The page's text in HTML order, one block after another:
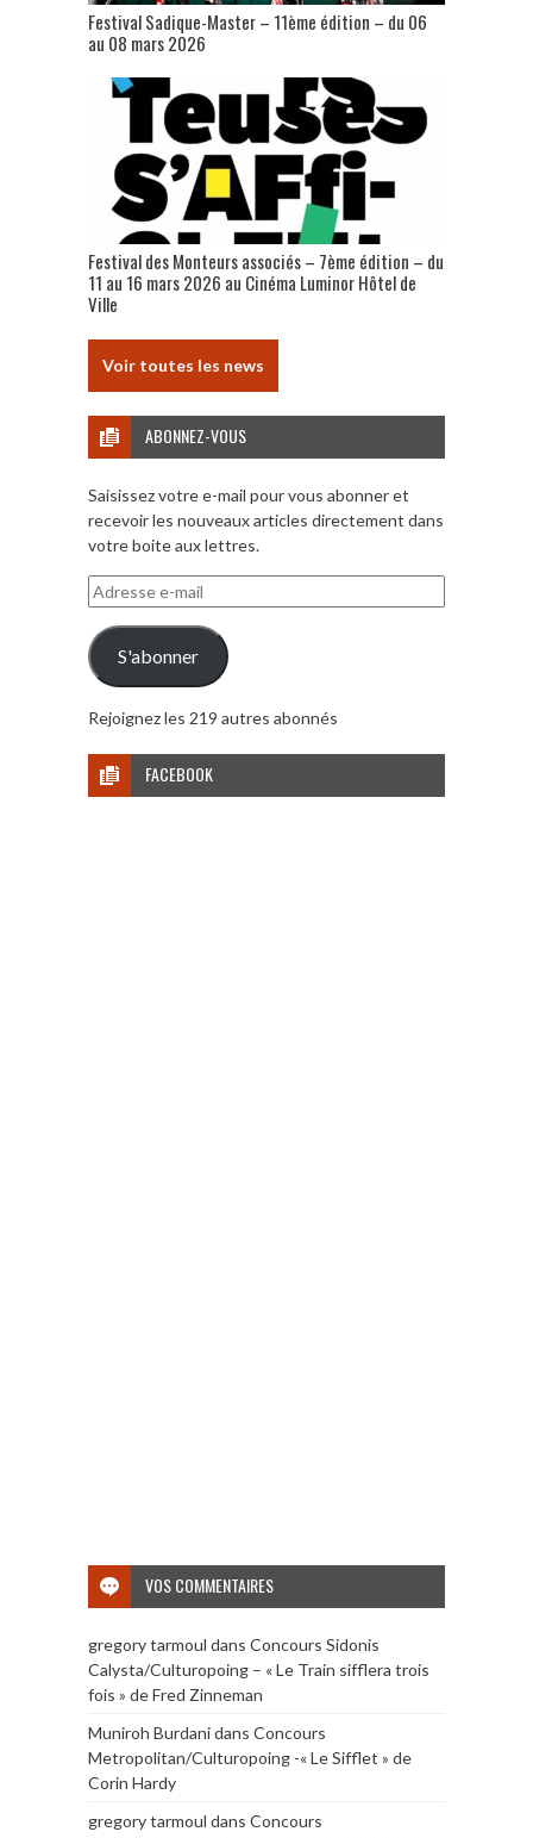
Festival Sadique-Master – 11ème édition – du 06
au 08 mars 2026
Festival des Monteurs associés – 7ème édition – du
11 au 16 mars 2026 au Cinéma Luminor Hôtel de
Ville
Voir toutes les news
ABONNEZ-VOUS
Saisissez votre e-mail pour vous abonner et
recevoir les nouveaux articles directement dans
votre boite aux lettres.
Adresse
e-
mail
S'abonner
Rejoignez les 219 autres abonnés
FACEBOOK
VOS COMMENTAIRES
gregory tarmoul dans Concours Sidonis
Calysta/Culturopoing – « Le Train sifflera trois
fois » de Fred Zinneman
Muniroh Burdanidans Concours
Metropolitan/Culturopoing -« Le Sifflet » de
Corin Hardy
gregory tarmoul dans Concours